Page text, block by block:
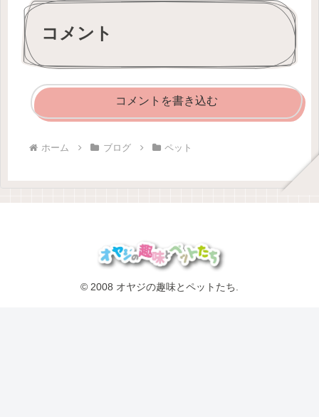
コメント
コメントを書き込む
ホーム ブログ ペット
© 2008 オヤジの趣味とペットたち.